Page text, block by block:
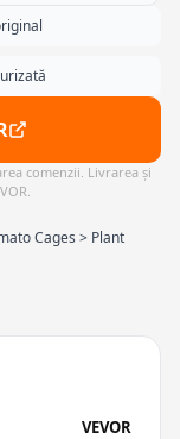
comenzii. Livrarea și
Cages > Plant
VEVOR